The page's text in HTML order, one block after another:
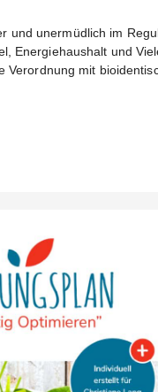
und unermüdlich im
Energiehaushalt und
Verordnung mit